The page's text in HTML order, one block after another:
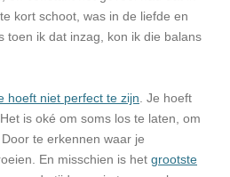
kort schoot, was in de liefde en
toen ik dat inzag, kon ik die balans
hoeft niet perfect te zijn . Je hoeft
is oké om soms los te laten, om
te erkennen waar je
En misschien is het grootste